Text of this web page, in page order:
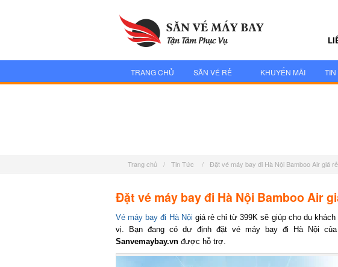
TRANG CHỦ SĂN VÉ RẺ KHUYẾN MÃI TIN
Trang chủ / Tin Tức / Đặt vé máy bay đi Hà Nội Bamboo Air giá rẻ
Đặt vé máy bay đi Hà Nội Bamboo Air
Vé máy bay đi Hà Nộigiá rẻ chỉ từ 399K sẽ giúp cho du khách
vị. Bạn đang có dự định đặt vé máy bay đi Hà Nội của
Sanvemaybay.vnđược hỗ trợ.